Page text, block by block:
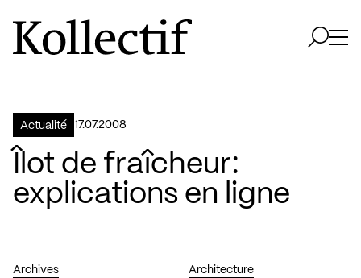
Aller à la page d'accueil
Logo Kollectif
Actualité 17.07.2008
Îlot de fraîcheur:
explications en ligne
Archives
Architecture